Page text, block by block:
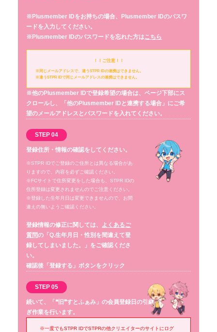
※Plusmember IDをお持ちの場合、Plusmember IDのパスワ
ードを入力してください。
※Plusmember IDのパスワードを忘れた方はこちら
！！ご注意！！
※同じメールアドレスで、違うSTPR IDの連携はできません。
※違うSTPR IDで同じメールアドレスの連携はできません。
※他のPlusmember IDで登録希望の場合は、ページ下部にス
クロールし、「他のPlusmember IDと連携する場合」にご希
望のメールアドレスとパスワードを入れてください。
STEP 04
登録住所・情報の確認をしてください。
※STPR IDでご登録のご住所とは異なる場合があ
りますので、内容を必ずご確認ください。
※FCサイトで住所変更をした場合も、STPR IDの
住所登録は変更されませんのでご注意ください。
※登録した生年月日は変更できませんので、お間
違えの無いようご確認ください。
登録情報の修正に関しては、
よくあるご
質問の「Q.生年月日・性別を間違えて登
録してしまいました。」をご確認くださ
い。
確認後「登録する」ボタンをクリック
STEP 05
続いて、「❝旧❞すとふぁみ」の会員登録日の引継
ぎ作業を行います。
※一度でもSTPR IDでSTPRの他クリエイターのサイトにログ